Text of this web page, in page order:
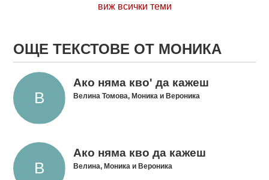
виж всички теми
ОЩЕ ТЕКСТОВЕ ОТ МОНИКА
Ако няма кво' да кажеш
Велина Томова, Моника и Вероника
Ако няма кво да кажеш
Велина, Моника и Вероника